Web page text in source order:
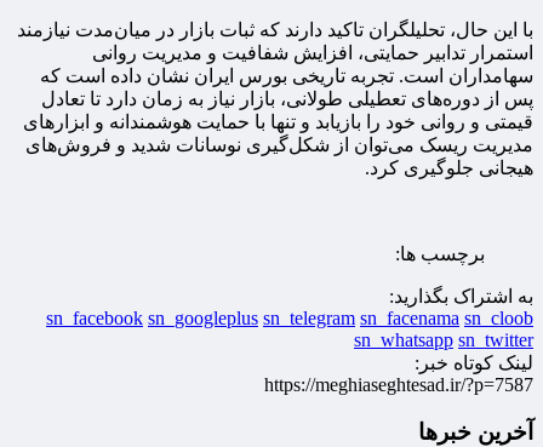
با این حال، تحلیلگران تاکید دارند که ثبات بازار در میان‌مدت نیازمند
استمرار تدابیر حمایتی، افزایش شفافیت و مدیریت روانی
سهامداران است. تجربه تاریخی بورس ایران نشان داده است که
پس از دوره‌های تعطیلی طولانی، بازار نیاز به زمان دارد تا تعادل
قیمتی و روانی خود را بازیابد و تنها با حمایت هوشمندانه و ابزارهای
مدیریت ریسک می‌توان از شکل‌گیری نوسانات شدید و فروش‌های
هیجانی جلوگیری کرد.
برچسب ها:
به اشتراک بگذارید:
sn_facebook sn_googleplus sn_telegram sn_facenama sn_cloob
sn_whatsapp sn_twitter
لینک کوتاه خبر:
https://meghiaseghtesad.ir/?p=7587
آخرین خبرها